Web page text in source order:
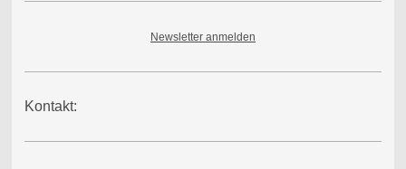
Newsletter anmelden
Kontakt: